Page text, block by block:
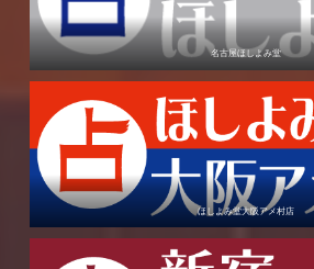
名古屋ほしよみ堂
ほしよみ堂大阪アメ村店